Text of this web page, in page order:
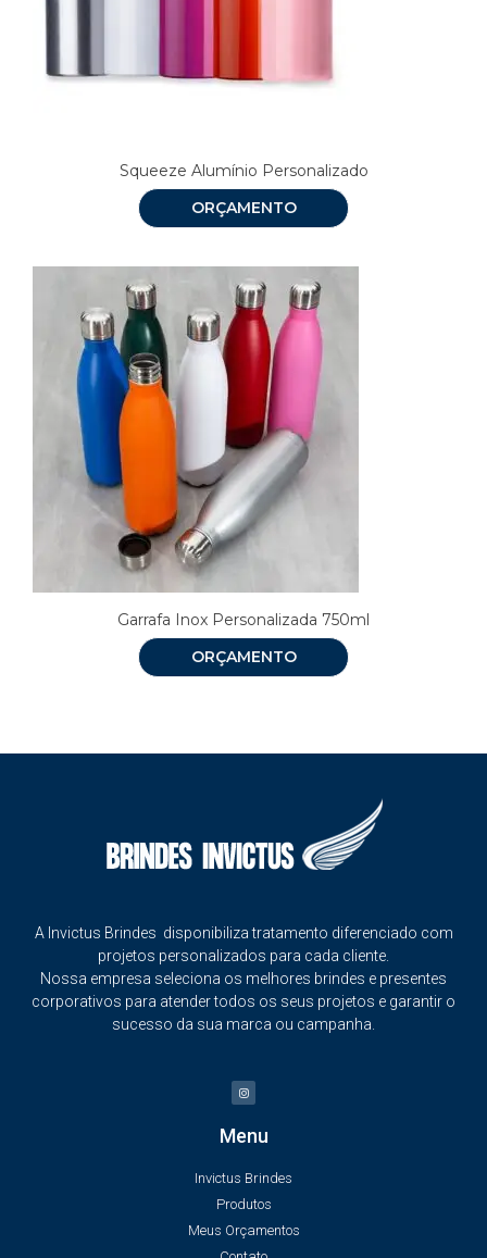
Squeeze Alumínio Personalizado
ORÇAMENTO
Garrafa Inox Personalizada 750ml
ORÇAMENTO
A Invictus Brindes disponibiliza tratamento diferenciado com
projetos personalizados para cada cliente.
Nossa empresa seleciona os melhores brindes e presentes
corporativos para atender todos os seus projetos e garantir o
sucesso da sua marca ou campanha.
Menu
Invictus Brindes
Produtos
Meus Orçamentos